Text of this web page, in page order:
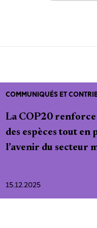
COMMUNIQUÉS ET
La COP20
des espèces tout en
l’avenir du secteur
15.12.2025